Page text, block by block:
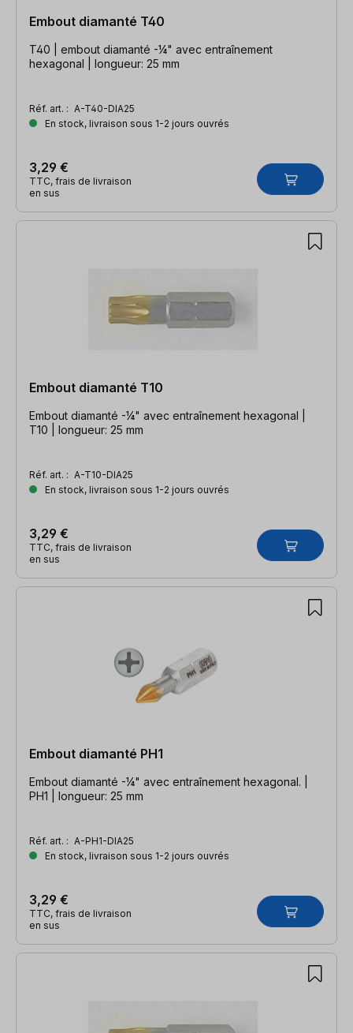
Embout diamanté T40
T40 | embout diamanté -¼" avec entraînement
hexagonal | longueur: 25 mm
Réf. art. : A-T40-DIA25
En stock, livraison sous 1-2 jours ouvrés
3,29 €
TTC, frais de livraison
en sus
Embout diamanté T10
Embout diamanté -¼" avec entraînement hexagonal |
T10 | longueur: 25 mm
Réf. art. : A-T10-DIA25
En stock, livraison sous 1-2 jours ouvrés
3,29 €
TTC, frais de livraison
en sus
Embout diamanté PH1
Embout diamanté -¼" avec entraînement hexagonal. |
PH1 | longueur: 25 mm
Réf. art. : A-PH1-DIA25
En stock, livraison sous 1-2 jours ouvrés
3,29 €
TTC, frais de livraison
en sus